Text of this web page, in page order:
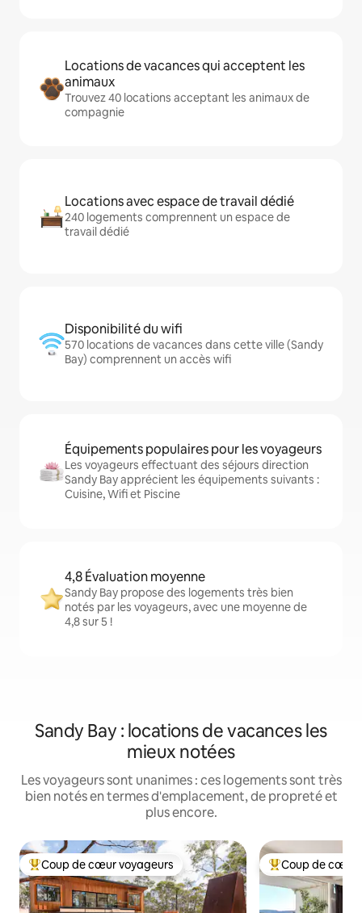
Locations de vacances qui acceptent les
animaux
Trouvez 40 locations acceptant les animaux de
compagnie
Locations avec espace de travail dédié
240 logements comprennent un espace de
travail dédié
Disponibilité du wifi
570 locations de vacances dans cette ville (Sandy
Bay) comprennent un accès wifi
Équipements populaires pour les voyageurs
Les voyageurs effectuant des séjours direction
Sandy Bay apprécient les équipements suivants :
Cuisine, Wifi et Piscine
4,8 Évaluation moyenne
Sandy Bay propose des logements très bien
notés par les voyageurs, avec une moyenne de
4,8 sur 5 !
Sandy Bay : locations de vacances les
mieux notées
Les voyageurs sont unanimes : ces logements sont très
bien notés en termes d'emplacement, de propreté et
plus encore.
Coups de cœur voyageurs les plus appréciés
Coup de cœur voyageurs Coups de cœur
Coup de cœur